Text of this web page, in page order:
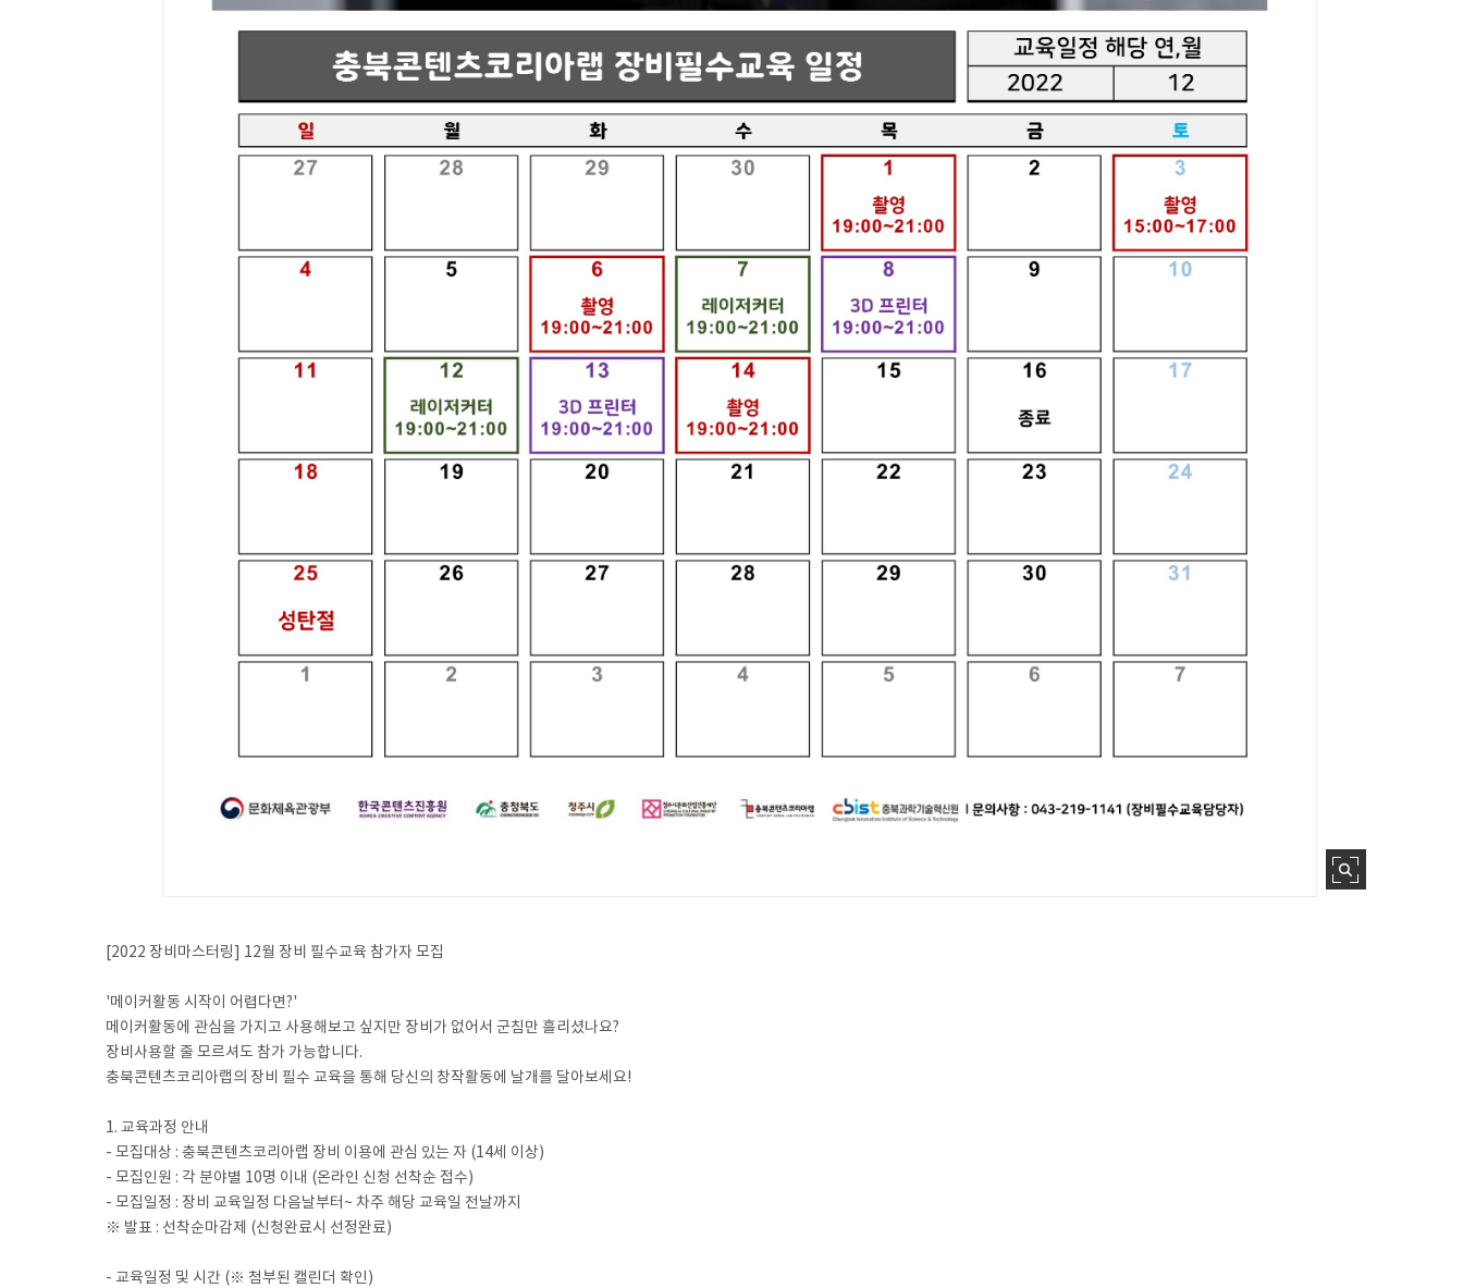
[2022 장비마스터링] 12월 장비 필수교육 참가자 모집
'메이커활동 시작이 어렵다면?'
메이커활동에 관심을 가지고 사용해보고 싶지만 장비가 없어서 군침만 흘리셨나요?
장비사용할 줄 모르셔도 참가 가능합니다.
충북콘텐츠코리아랩의 장비 필수 교육을 통해 당신의 창작활동에 날개를 달아보세요!
1. 교육과정 안내
- 모집대상 : 충북콘텐츠코리아랩 장비 이용에 관심 있는 자 (14세 이상)
- 모집인원 : 각 분야별 10명 이내 (온라인 신청 선착순 접수)
- 모집일정 : 장비 교육일정 다음날부터~ 차주 해당 교육일 전날까지
※ 발표 : 선착순마감제 (신청완료시 선정완료)
- 교육일정 및 시간 (※ 첨부된 캘린더 확인)